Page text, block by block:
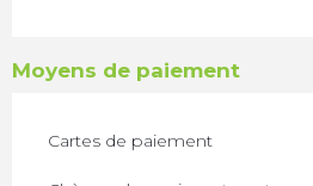
Moyens de paiement
Cartes de paiement